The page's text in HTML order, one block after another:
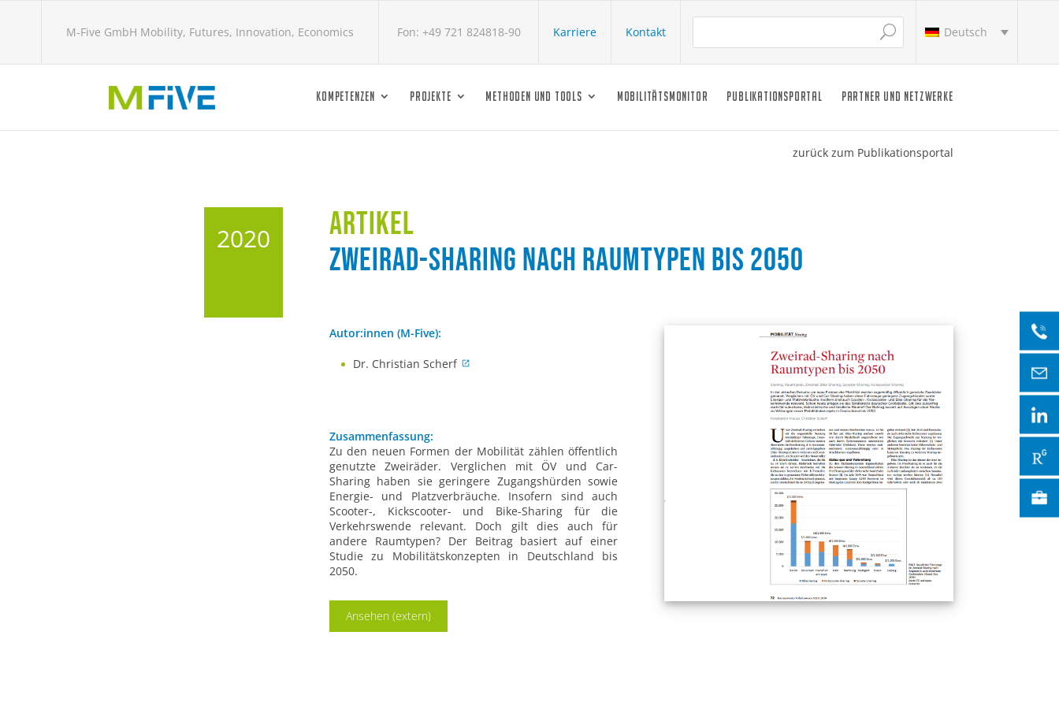
M-Five GmbH Mobility, Futures, Innovation, Economics Fon: +49 721 824818-90 Karriere Kontakt Deutsch
KOMPETENZEN PROJEKTE METHODEN UND TOOLS MOBILITÄTSMONITOR PUBLIKATIONSPORTAL PARTNER UND NETZWERKE
zurück zum Publikationsportal
2020
Artikel
Zweirad-Sharing nach Raumtypen bis 2050
Autor:innen (M-Five):
Dr. Christian Scherf
Zusammenfassung:
Zu den neuen Formen der Mobilität zählen öffentlich
genutzte Zweiräder. Verglichen mit ÖV und Car-
Sharing haben sie geringere Zugangshürden sowie
Energie- und Platzverbräuche. Insofern sind auch
Scooter-, Kickscooter- und Bike-Sharing für die
Verkehrswende relevant. Doch gilt dies auch für
andere Raumtypen? Der Beitrag basiert auf einer
Studie zu Mobilitätskonzepten in Deutschland bis
2050.
Ansehen (extern)